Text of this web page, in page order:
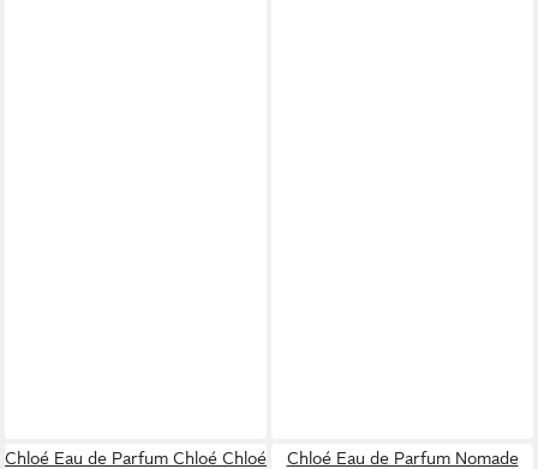
Chloé Eau de Parfum Chloé Chloé
Chloé Eau de Parfum Nomade